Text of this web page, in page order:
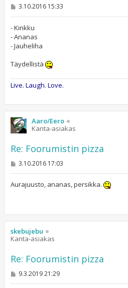
V
e
s
t
i
3.10.2016 15:33
- Kinkku
- Ananas
- Jauheliha
Täydellistä
Live. Laugh. Love.
Aaro/Eero
Kanta-asiakas
Re: Foorumistin pizza
V
s
3.10.2016 17:03
Aurajuusto, ananas, persikka.
skebujebu
Kanta-asiakas
Re: Foorumistin pizza
V9.3.2019 21:29